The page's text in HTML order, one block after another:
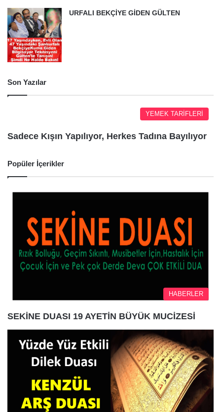
URFALI BEKÇİYE GİDEN GÜLTEN
Son Yazılar
YEMEK TARİFLERİ
Sadece Kışın Yapılıyor, Herkes Tadına Bayılıyor
Popüler İçerikler
HABERLER
SEKİNE DUASI 19 AYETİN BÜYÜK MUCİZESİ